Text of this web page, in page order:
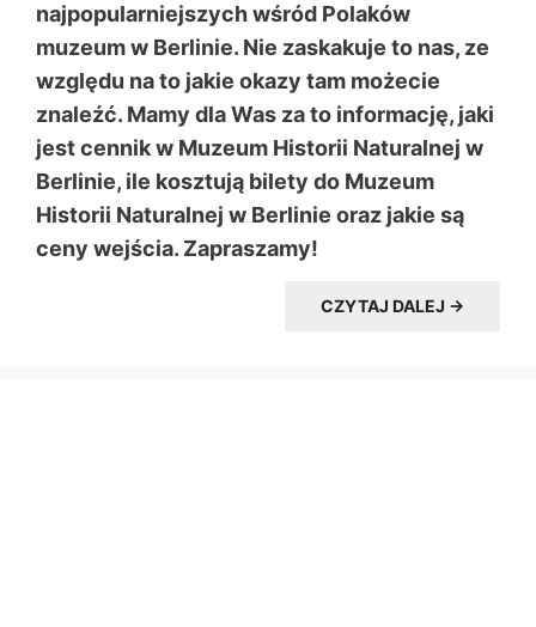
najpopularniejszych wśród Polaków
muzeum w Berlinie. Nie zaskakuje to nas, ze
względu na to jakie okazy tam możecie
znaleźć. Mamy dla Was za to informację, jaki
jest cennik w Muzeum Historii Naturalnej w
Berlinie, ile kosztują bilety do Muzeum
Historii Naturalnej w Berlinie oraz jakie są
ceny wejścia. Zapraszamy!
CZYTAJ DALEJ →